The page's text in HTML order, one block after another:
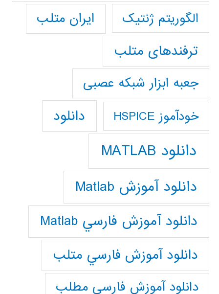
الگوریتم ژنتیک
ایران متلب
ترفندهای متلب
جعبه ابزار شبکه عصبی
خودآموز HSPICE دانلود
دانلود MATLAB
دانلود آموزش Matlab
دانلود آموزش فارسي Matlab
دانلود آموزش فارسي متلب
دانلود آموزش فارسي مطلب